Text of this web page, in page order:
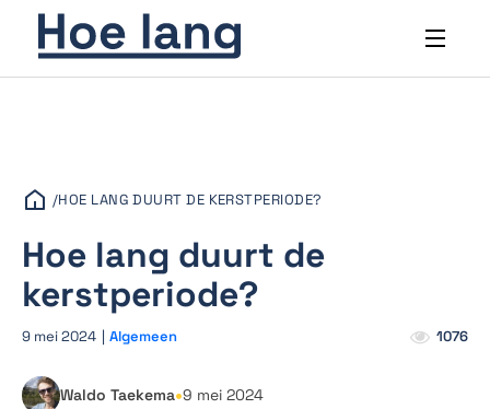
/HOE LANG DUURT DE KERSTPERIODE?
Hoe lang duurt de
kerstperiode?
9 mei 2024 | Algemeen 1076
Waldo Taekema•9 mei 2024